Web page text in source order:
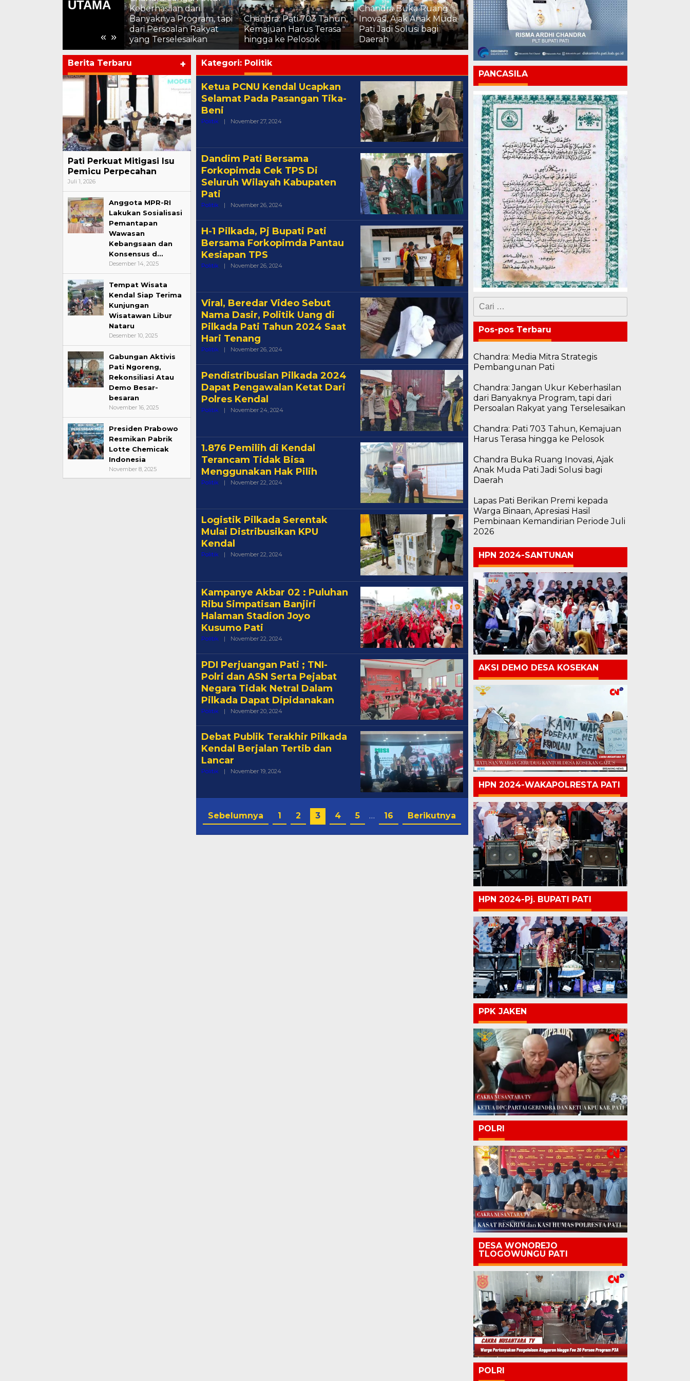
UTAMA
« »
Keberhasilan dari
Banyaknya Program, tapi
dari Persoalan Rakyat
yang Terselesaikan
Chandra: Pati 703 Tahun,
Kemajuan Harus Terasa
hingga ke Pelosok
Chandra Buka Ruang
Inovasi, Ajak Anak Muda
Pati Jadi Solusi bagi
Daerah
kepada Warga Binaan,
Apresiasi Hasil
Pembinaan Kemandirian
Periode Juli 2026
Chandra: Media Mitra
Strategis Pembangunan
Berita Terbaru +
Pati Perkuat Mitigasi Isu
Pemicu Perpecahan
Juli 1, 2026
Anggota MPR-RI
Lakukan Sosialisasi
Pemantapan
Wawasan
Kebangsaan dan
Konsensus d…
Desember 14, 2025
Tempat Wisata
Kendal Siap Terima
Kunjungan
Wisatawan Libur
Nataru
Desember 10, 2025
Gabungan Aktivis
Pati Ngoreng,
Rekonsiliasi Atau
Demo Besar-
besaran
November 16, 2025
Presiden Prabowo
Resmikan Pabrik
Lotte Chemicak
Indonesia
November 8, 2025
Kategori: Politik
Ketua PCNU Kendal Ucapkan
Selamat Pada Pasangan Tika-
Beni
Politik | November 27, 2024Oleh
Dandim Pati Bersama
Forkopimda Cek TPS Di
Seluruh Wilayah Kabupaten
Pati
Politik | November 26, 2024Oleh
H-1 Pilkada, Pj Bupati Pati
Bersama Forkopimda Pantau
Kesiapan TPS
Politik | November 26, 2024Oleh
Viral, Beredar Video Sebut
Nama Dasir, Politik Uang di
Pilkada Pati Tahun 2024 Saat
Hari Tenang
Politik | November 26, 2024Oleh
Pendistribusian Pilkada 2024
Dapat Pengawalan Ketat Dari
Polres Kendal
Politik | November 24, 2024Oleh
1.876 Pemilih di Kendal
Terancam Tidak Bisa
Menggunakan Hak Pilih
Politik | November 22, 2024Oleh
Logistik Pilkada Serentak
Mulai Distribusikan KPU
Kendal
Politik | November 22, 2024Oleh
Kampanye Akbar 02 : Puluhan
Ribu Simpatisan Banjiri
Halaman Stadion Joyo
Kusumo Pati
Politik | November 22, 2024Oleh
PDI Perjuangan Pati ; TNI-
Polri dan ASN Serta Pejabat
Negara Tidak Netral Dalam
Pilkada Dapat Dipidanakan
Politik | November 20, 2024Oleh
Debat Publik Terakhir Pilkada
Kendal Berjalan Tertib dan
Lancar
Politik | November 19, 2024Oleh
Sebelumnya 1 2 3 4 5 … 16 Berikutnya
PANCASILA
Cari
untuk:
Pos-pos Terbaru
Chandra: Media Mitra Strategis
Pembangunan Pati
Chandra: Jangan Ukur Keberhasilan
dari Banyaknya Program, tapi dari
Persoalan Rakyat yang Terselesaikan
Chandra: Pati 703 Tahun, Kemajuan
Harus Terasa hingga ke Pelosok
Chandra Buka Ruang Inovasi, Ajak
Anak Muda Pati Jadi Solusi bagi
Daerah
Lapas Pati Berikan Premi kepada
Warga Binaan, Apresiasi Hasil
Pembinaan Kemandirian Periode Juli
2026
HPN 2024-SANTUNAN
AKSI DEMO DESA KOSEKAN
HPN 2024-WAKAPOLRESTA PATI
HPN 2024-Pj. BUPATI PATI
PPK JAKEN
POLRI
DESA WONOREJO
TLOGOWUNGU PATI
POLRI